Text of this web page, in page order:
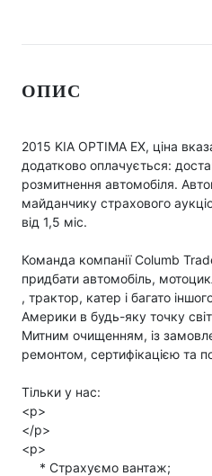
ОПИС
2015 KIA OPTIMA EX, ціна
додатково оплачується:
розмитнення автомобіля.
майданчику страхового
від 1,5 міс.
Команда компанії Columb
придбати автомобіль,
, трактор, катер і багато
Америки в будь-яку точку
Митним очищенням, із
ремонтом, сертифікацією та
Тільки у нас:
<p>
</p>
<p>
* Страхуємо вантаж;